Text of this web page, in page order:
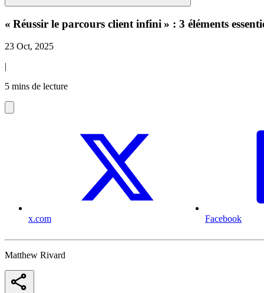
« Réussir le parcours client infini » : 3 éléments
23 Oct, 2025
|
5 mins de lecture
x.com Facebook
Matthew Rivard